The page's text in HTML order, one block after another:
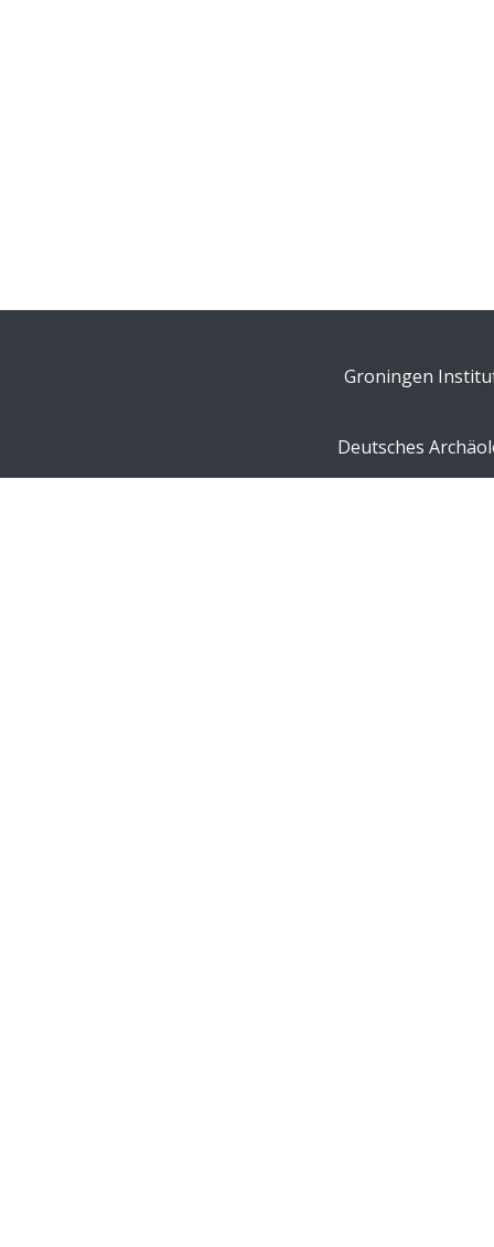
Groningen
Deutsches